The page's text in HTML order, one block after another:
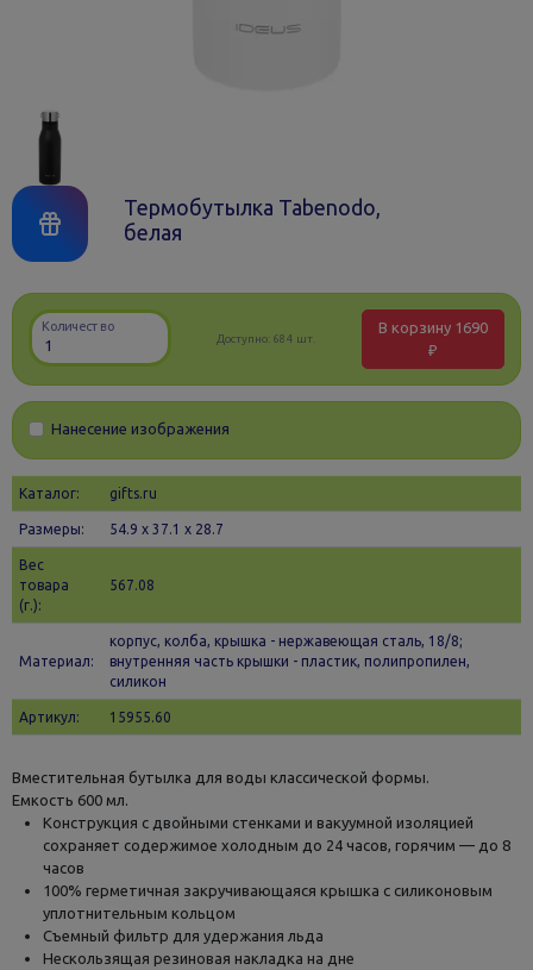
Термобутылка Tabenodo,
белая
Количество
Доступно: 684 шт.
В корзину 1690
₽
Нанесение изображения
Каталог: gifts.ru
Размеры: 54.9 х 37.1 x 28.7
Вес
товара
(г.):
567.08
Материал:
корпус, колба, крышка - нержавеющая сталь, 18/8;
внутренняя часть крышки - пластик, полипропилен,
силикон
Артикул: 15955.60
Вместительная бутылка для воды классической формы.
Емкость 600 мл.
Конструкция с двойными стенками и вакуумной изоляцией
сохраняет содержимое холодным до 24 часов, горячим — до 8
часов
100% герметичная закручивающаяся крышка с силиконовым
уплотнительным кольцом
Съемный фильтр для удержания льда
Нескользящая резиновая накладка на дне